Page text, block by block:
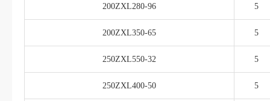
200ZXL280-96 5
200ZXL350-65 5
250ZXL550-32 5
250ZXL400-50 5